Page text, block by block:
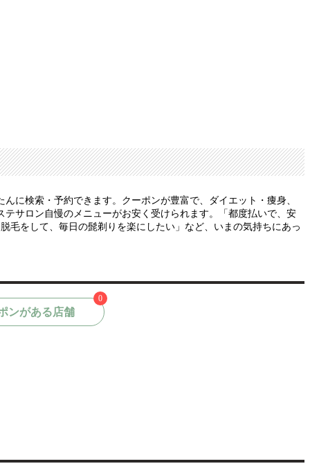
に検索・予約できます。クーポンが豊富で、ダイエット・痩身、
サロン自慢のメニューがお安く受けられます。「都度払いで、安
毛をして、毎日の髭剃りを楽にしたい」など、いまの気持ちにあっ
ンがある店舗
0